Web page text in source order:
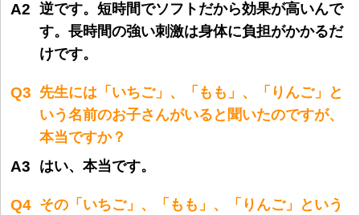
A2 逆です。短時間でソフトだから効果が高いんで
す。長時間の強い刺激は身体に負担がかかるだ
けです。
Q3 先生には「いちご」、「もも」、「りんご」と
いう名前のお子さんがいると聞いたのですが、
本当ですか？
A3 はい、本当です。
Q4 その「いちご」、「もも」、「りんご」という